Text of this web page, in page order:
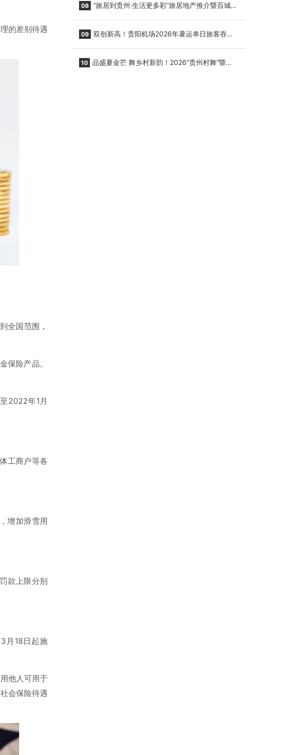
的差别待遇
全国范围，
保险产品。
2022年1月
工商户等各
增加滑雪用
款上限分别
月18日起施
他人可用于
会保险待遇
08 “旅居到贵州·生活更多彩”旅居地产推介暨百城千
09 双创新高！贵阳机场2026年暑运单日旅客吞吐
10 品盛夏金芒 舞乡村新韵！2026“贵州村舞”暨望